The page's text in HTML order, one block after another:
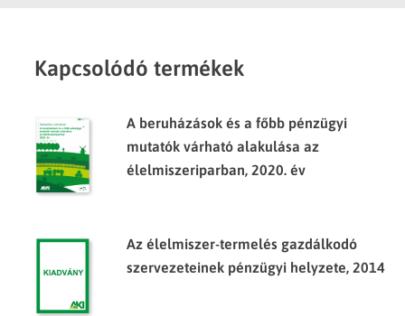
Kapcsolódó termékek
A beruházások és a főbb pénzügyi
mutatók várható alakulása az
élelmiszeriparban, 2020. év
Az élelmiszer-termelés gazdálkodó
szervezeteinek pénzügyi helyzete, 2014